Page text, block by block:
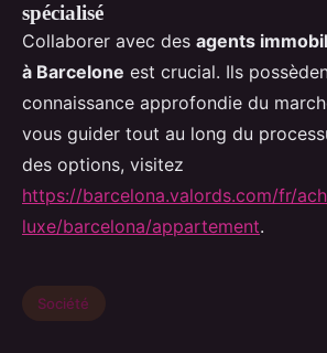
spécialisé
Collaborer avec des agents
à Barcelone est crucial. Ils
connaissance approfondie du
vous guider tout au long du
des options, visitez
https://barcelona.valords.com/fr/
luxe/barcelona/appartement.
Société